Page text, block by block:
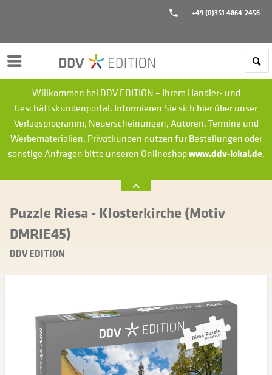
+49 (0)351 4864-2456
Menü
Willkommen bei DDV EDITION – Ihrem Händler- und
Geschäftskundenportal. Informieren Sie sich hier über unser
Verlagsprogramm, Neuerscheinungen, Autoren, Termine und
Werbematerialien. Privatkunden nutzen für Bestellungen oder
sonstige Anfragen bitte unseren Onlineshopwww.ddv-lokal.de.
Puzzle Riesa - Klosterkirche (Motiv
DMRIE45)
DDV EDITION